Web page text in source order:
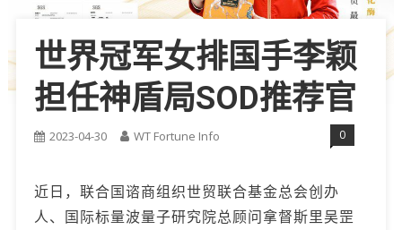
世界冠军女排国手李颖
担任神盾局SOD推荐官
2023-04-30 WT Fortune Info 0
近日，联合国谘商组织世贸联合基金总会创办
人、国际标量波量子研究院总顾问拿督斯里吴罡